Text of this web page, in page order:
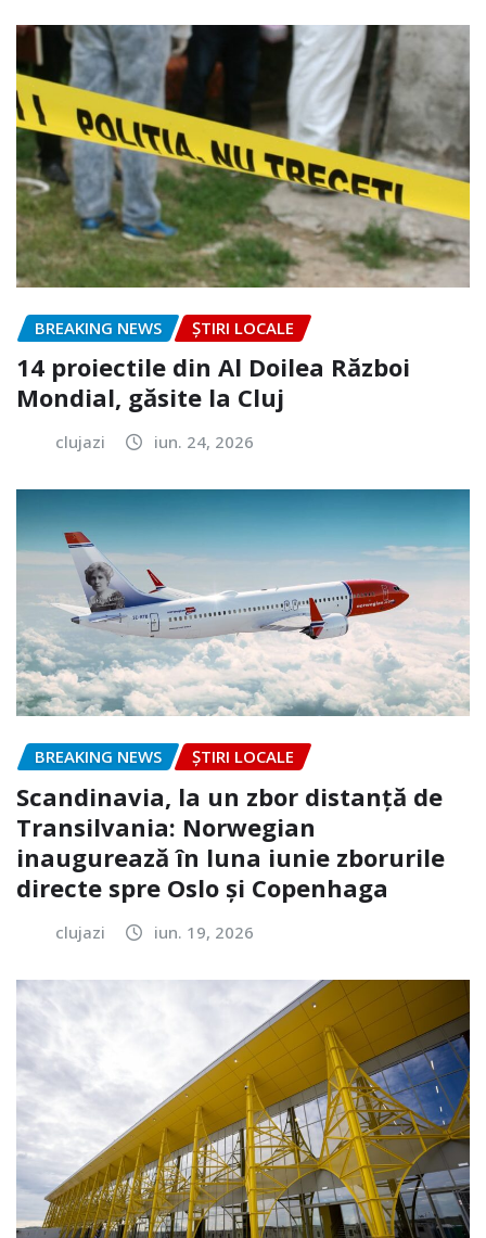
BREAKING NEWS ȘTIRI LOCALE
14 proiectile din Al Doilea Război
Mondial, găsite la Cluj
clujazi iun. 24, 2026
BREAKING NEWS ȘTIRI LOCALE
Scandinavia, la un zbor distanță de
Transilvania: Norwegian
inaugurează în luna iunie zborurile
directe spre Oslo și Copenhaga
clujazi iun. 19, 2026